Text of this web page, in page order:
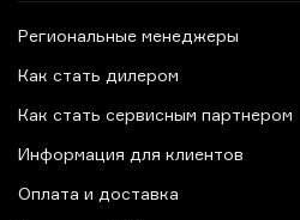
Региональные менеджеры
Как стать дилером
Как стать сервисным партнером
Информация для клиентов
Оплата и доставка